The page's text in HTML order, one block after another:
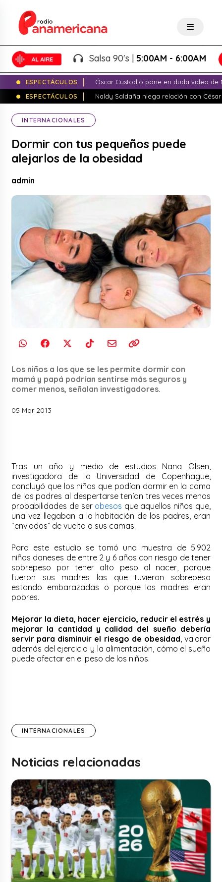
Salsa 90's |5:00AM - 6:00AM
ESPECTÁCULOS
Óscar Custodio pone en duda video de
ESPECTÁCULOS
Naldy Saldaña niega relación con
INTERNACIONALES
Dormir con tus pequeños puede
alejarlos de la obesidad
admin
Los niños a los que se les permite dormir con
mamá y papá podrían sentirse más seguros y
comer menos, señalan investigadores.
05 Mar 2013
Tras un año y medio de estudios Nana Olsen,
investigadora de la Universidad de Copenhague,
concluyó que los niños que podían dormir en la cama
de los padres al despertarse tenían tres veces menos
probabilidades de ser obesos que aquellos niños que,
una vez llegaban a la habitación de los padres, eran
“enviados” de vuelta a sus camas.
Para este estudio se tomó una muestra de 5.902
niños daneses de entre 2 y 6 años con riesgo de tener
sobrepeso por tener alto peso al nacer, porque
fueron sus madres las que tuvieron sobrepeso
estando embarazadas o porque las madres eran
pobres.
Mejorar la dieta, hacer ejercicio, reducir el estrés y
mejorar la cantidad y calidad del sueño debería
servir para disminuir el riesgo de obesidad, valorar
además del ejercicio y la alimentación, cómo el sueño
puede afectar en el peso de los niños.
INTERNACIONALES
Noticias relacionadas